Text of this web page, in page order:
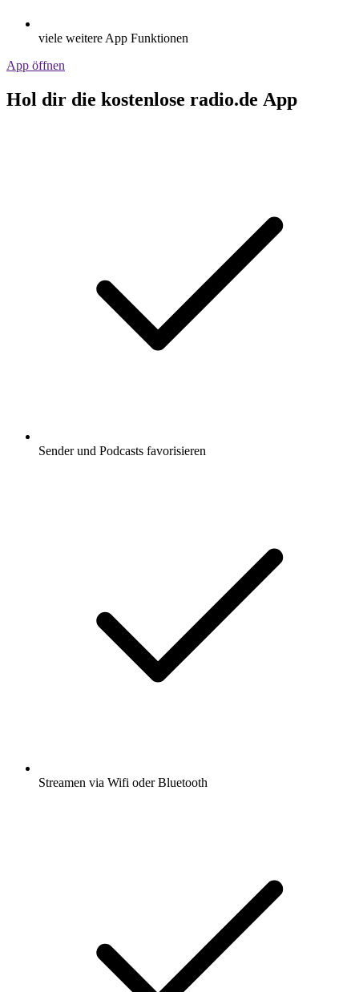
viele weitere App Funktionen
App öffnen
Hol dir die kostenlose radio.de App
Sender und Podcasts favorisieren
Streamen via Wifi oder Bluetooth